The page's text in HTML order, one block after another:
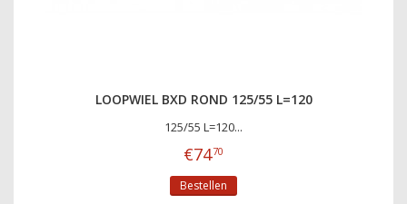
LOOPWIEL BXD ROND 125/55 L=120
125/55 L=120...
€7470
Bestellen